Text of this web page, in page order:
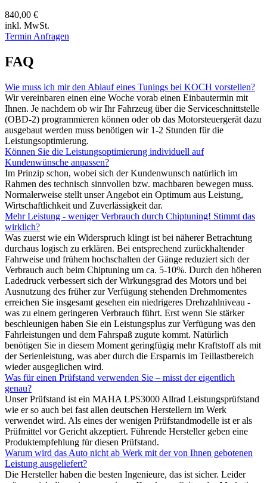
840,00 €
inkl. MwSt.
Termin Anfragen
FAQ
Wie muss ich mir den Ablauf eines Tunings bei KOCH vorstellen?
Wir vereinbaren einen eine Woche vorab einen Einbautermin mit
Ihnen. Je nachdem ob wir Ihr Fahrzeug über die Serviceschnittstelle
(OBD-2) programmieren können oder ob das Motorsteuergerät dazu
ausgebaut werden muss benötigen wir 1-2 Stunden für die
Leistungsoptimierung.
Können Sie die Leistungsoptimierung individuell auf
Kundenwünsche anpassen?
Im Prinzip schon, wobei sich der Kundenwunsch natürlich im
Rahmen des technisch sinnvollen bzw. machbaren bewegen muss.
Normalerweise stellt unser Angebot ein Optimum aus Leistung,
Wirtschaftlichkeit und Zuverlässigkeit dar.
Mehr Leistung - weniger Verbrauch durch Chiptuning! Stimmt das
wirklich?
Was zuerst wie ein Widerspruch klingt ist bei näherer Betrachtung
durchaus logisch zu erklären. Bei entsprechend zurückhaltender
Fahrweise und frühem hochschalten der Gänge reduziert sich der
Verbrauch auch beim Chiptuning um ca. 5-10%. Durch den höheren
Ladedruck verbessert sich der Wirkungsgrad des Motors und bei
Ausnutzung des früher zur Verfügung stehenden Drehmomentes
erreichen Sie insgesamt gesehen ein niedrigeres Drehzahlniveau -
was zu einem geringeren Verbrauch führt. Erst wenn Sie stärker
beschleunigen haben Sie ein Leistungsplus zur Verfügung was den
Fahrleistungen und dem Fahrspaß zugute kommt. Natürlich
benötigen Sie in diesem Moment geringfügig mehr Kraftstoff als mit
der Serienleistung, was aber durch die Ersparnis im Teillastbereich
wieder ausgeglichen wird.
Was für einen Prüfstand verwenden Sie – misst der eigentlich
genau?
Unser Prüfstand ist ein MAHA LPS3000 Allrad Leistungsprüfstand
wie er so auch bei fast allen deutschen Herstellern im Werk
verwendet wird. Als eines der wenigen Prüfstandmodelle ist er als
Prüfmittel vor Gericht akzeptiert. Führende Hersteller geben eine
Produktempfehlung für diesen Prüfstand.
Warum wird das Auto nicht ab Werk mit der von Ihnen gebotenen
Leistung ausgeliefert?
Die Hersteller haben die besten Ingenieure, das ist sicher. Leider